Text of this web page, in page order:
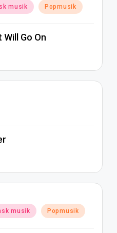
musik Popmusik
Will Go On
musik Popmusik